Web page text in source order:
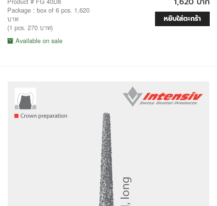
Package : box of 6 pcs. 1,620
บาท
(1 pcs. 270 บาท)
Available on sale
หยิบใส่ตะกร้า